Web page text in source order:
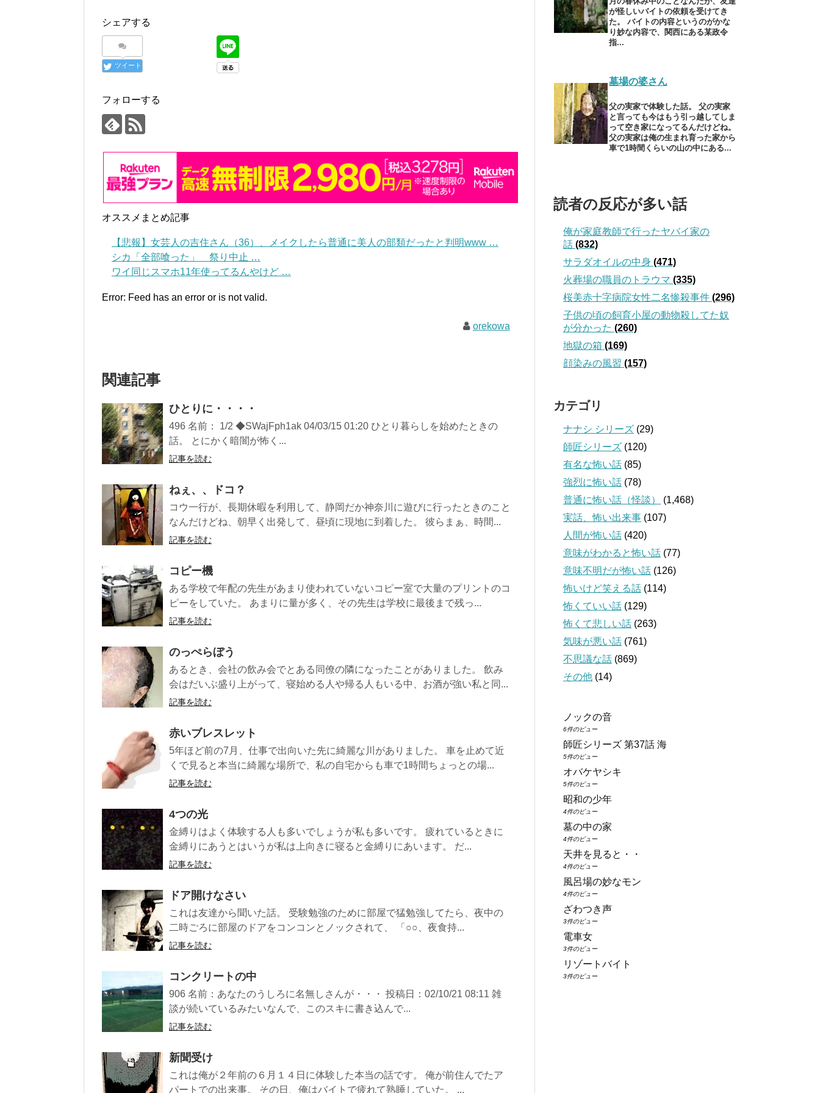
シェアする
ツイート
フォローする
オススメまとめ記事
【悲報】女芸人の吉住さん（36）、メイクしたら普通に美人の部類だったと判明www …
シカ「全部喰った」 祭り中止 …
ワイ同じスマホ11年使ってるんやけど …
Error: Feed has an error or is not valid.
orekowa
関連記事
ひとりに・・・・
496 名前： 1/2 ◆SWajFph1ak 04/03/15 01:20 ひとり暮らしを始めたときの
話。 とにかく暗闇が怖く...
記事を読む
ねぇ、、ドコ？
コウ一行が、長期休暇を利用して、静岡だか神奈川に遊びに行ったときのこと
なんだけどね、朝早く出発して、昼頃に現地に到着した。 彼らまぁ、時間...
記事を読む
コピー機
ある学校で年配の先生があまり使われていないコピー室で大量のプリントのコ
ピーをしていた。 あまりに量が多く、その先生は学校に最後まで残っ...
記事を読む
のっぺらぼう
あるとき、会社の飲み会でとある同僚の隣になったことがありました。 飲み
会はだいぶ盛り上がって、寝始める人や帰る人もいる中、お酒が強い私と同...
記事を読む
赤いブレスレット
5年ほど前の7月、仕事で出向いた先に綺麗な川がありました。 車を止めて近
くで見ると本当に綺麗な場所で、私の自宅からも車で1時間ちょっとの場...
記事を読む
4つの光
金縛りはよく体験する人も多いでしょうが私も多いです。 疲れているときに
金縛りにあうとはいうが私は上向きに寝ると金縛りにあいます。 だ...
記事を読む
ドア開けなさい
これは友達から聞いた話。 受験勉強のために部屋で猛勉強してたら、夜中の
二時ごろに部屋のドアをコンコンとノックされて、 「○○、夜食持...
記事を読む
コンクリートの中
906 名前：あなたのうしろに名無しさんが・・・ 投稿日：02/10/21 08:11 雑
談が続いているみたいなんで、このスキに書き込んで...
記事を読む
新聞受け
これは俺が２年前の６月１４日に体験した本当の話です。 俺が前住んでたア
パートでの出来事。 その日、俺はバイトで疲れて熟睡していた。 ...
が怪しいバイトの依頼を受けてき
た。 バイトの内容というのがかな
り妙な内容で、関西にある某政令
指...
墓場の婆さん
父の実家で体験した話。 父の実家
と言っても今はもう引っ越してしま
って空き家になってるんだけどね。
父の実家は俺の生まれ育った家から
車で1時間くらいの山の中にある...
読者の反応が多い話
俺が家庭教師で行ったヤバイ家の
話 (832)
サラダオイルの中身 (471)
火葬場の職員のトラウマ (335)
桜美赤十字病院女性二名惨殺事件 (296)
子供の頃の飼育小屋の動物殺してた奴
が分かった (260)
地獄の箱 (169)
顔染みの風習 (157)
カテゴリ
ナナシ シリーズ (29)
師匠シリーズ (120)
有名な怖い話 (85)
強烈に怖い話 (78)
普通に怖い話（怪談）
(1,468)
実話、怖い出来事 (107)
人間が怖い話 (420)
意味がわかると怖い話 (77)
意味不明だが怖い話 (126)
怖いけど笑える話 (114)
怖くていい話 (129)
怖くて悲しい話 (263)
気味が悪い話 (761)
不思議な話 (869)
その他 (14)
ノックの音
6件のビュー
師匠シリーズ 第37話 海
5件のビュー
オバケヤシキ
5件のビュー
昭和の少年
4件のビュー
墓の中の家
4件のビュー
天井を見ると・・
4件のビュー
風呂場の妙なモン
4件のビュー
ざわつき声
3件のビュー
電車女
3件のビュー
リゾートバイト
3件のビュー